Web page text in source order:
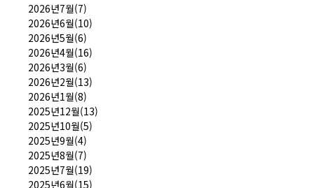
2026년7월(7)
2026년6월(10)
2026년5월(6)
2026년4월(16)
2026년3월(6)
2026년2월(13)
2026년1월(8)
2025년12월(13)
2025년10월(5)
2025년9월(4)
2025년8월(7)
2025년7월(19)
2025년6월(15)